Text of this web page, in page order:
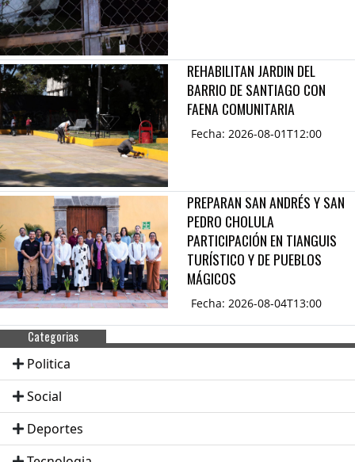
REHABILITAN JARDIN DEL
BARRIO DE SANTIAGO CON
FAENA COMUNITARIA
Fecha: 2026-08-01T12:00
PREPARAN SAN ANDRÉS Y SAN
PEDRO CHOLULA
PARTICIPACIÓN EN TIANGUIS
TURÍSTICO Y DE PUEBLOS
MÁGICOS
Fecha: 2026-08-04T13:00
Categorias
Politica
Social
Deportes